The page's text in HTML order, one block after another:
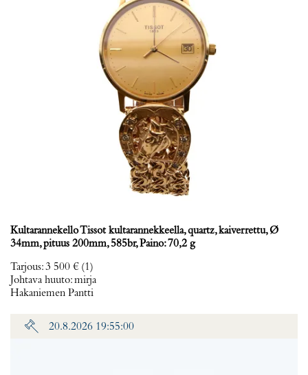
Kultarannekello Tissot kultarannekkeella, quartz, kaiverrettu, Ø
34mm, pituus 200mm, 585br, Paino: 70,2 g
Tarjous:3 500 € (1)
Johtava huuto:mirja
Hakaniemen Pantti
20.8.2026 19:55:00